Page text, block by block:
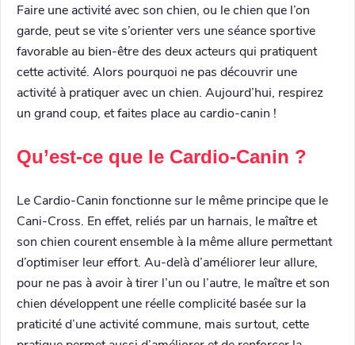
Faire une activité avec son chien, ou le chien que l’on
garde, peut se vite s’orienter vers une séance sportive
favorable au bien-être des deux acteurs qui pratiquent
cette activité. Alors pourquoi ne pas découvrir une
activité à pratiquer avec un chien. Aujourd’hui, respirez
un grand coup, et faites place au cardio-canin !
Qu’est-ce que le Cardio-Canin ?
Le Cardio-Canin fonctionne sur le même principe que le
Cani-Cross. En effet, reliés par un harnais, le maître et
son chien courent ensemble à la même allure permettant
d’optimiser leur effort. Au-delà d’améliorer leur allure,
pour ne pas à avoir à tirer l’un ou l’autre, le maître et son
chien développent une réelle complicité basée sur la
praticité d’une activité commune, mais surtout, cette